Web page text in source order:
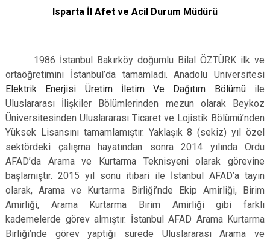
Isparta İl Afet ve Acil Durum Müdürü
1986 İstanbul Bakırköy doğumlu Bilal ÖZTÜRK ilk ve
ortaöğretimini İstanbul’da tamamladı. Anadolu Üniversitesi
Elektrik Enerjisi Üretim İletim Ve Dağıtım Bölümüile
Uluslararası İlişkiler Bölümlerinden mezun olarak Beykoz
Üniversitesinden Uluslararası Ticaret ve Lojistik Bölümü’nden
Yüksek Lisansını tamamlamıştır. Yaklaşık 8 (sekiz) yıl özel
sektördeki çalışma hayatından sonra 2014 yılında Ordu
AFAD’da Arama ve Kurtarma Teknisyeni olarak görevine
başlamıştır. 2015 yıl sonu itibari ile İstanbul AFAD’a tayin
olarak, Arama ve Kurtarma Birliği’nde Ekip Amirliği, Birim
Amirliği, Arama Kurtarma Birim Amirliği gibi farklı
kademelerde görev almıştır. İstanbul AFAD Arama Kurtarma
Birliği’nde görev yaptığı sürede Uluslararası Arama ve